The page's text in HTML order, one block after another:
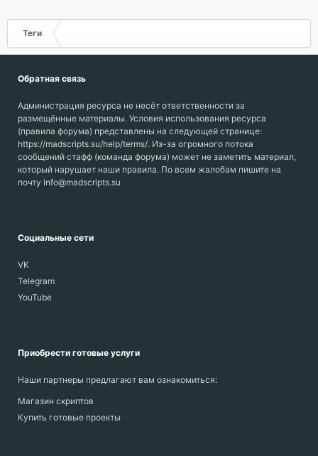
Теги
Обратная связь
Администрация ресурса не несёт ответственности за
размещённые материалы. Условия использования ресурса
(правила форума) представлены на следующей странице:
https://madscripts.su/help/terms/. Из-за огромного потока
сообщений стафф (команда форума) может не заметить материал,
который нарушает наши правила. По всем жалобам пишите на
почту info@madscripts.su
Социальные сети
VK
Telegram
YouTube
Приобрести готовые услуги
Наши партнеры предлагают вам ознакомиться:
Магазин скриптов
Купить готовые проекты